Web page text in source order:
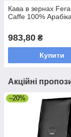
Кава в зернах
Caffe 100%
983,80 ₴
Купити
Акційні
–20%